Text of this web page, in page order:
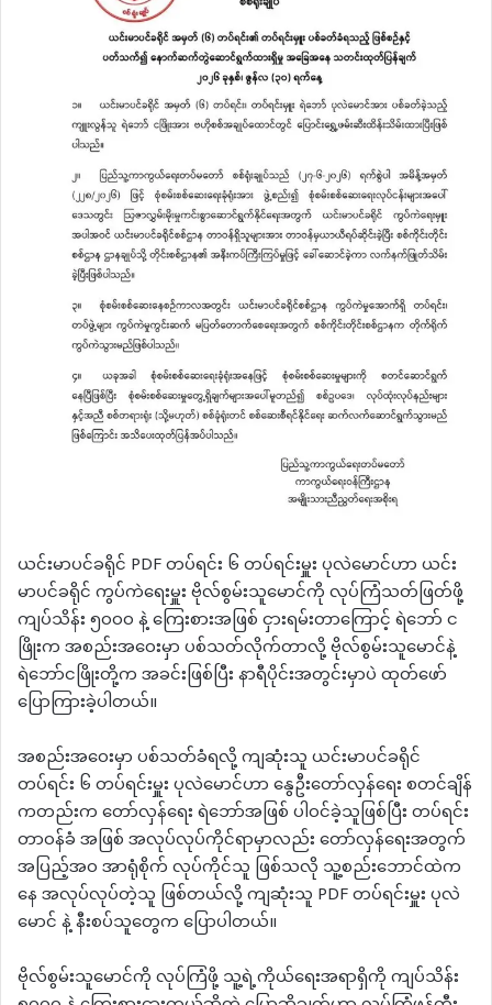
ယင်းမာပင်ခရိုင် PDF တပ်ရင်း ၆ တပ်ရင်းမှူး ပုလဲမောင်ဟာ ယင်း
မာပင်ခရိုင် ကွပ်ကဲရေးမှူး ဗိုလ်စွမ်းသူမောင်ကို လုပ်ကြံသတ်ဖြတ်ဖို့
ကျပ်သိန်း ၅၀၀၀ နဲ့ ကြေးစားအဖြစ် ငှားရမ်းတာကြောင့် ရဲဘော် င
ဖြိုးက အစည်းအဝေးမှာ ပစ်သတ်လိုက်တာလို့ ဗိုလ်စွမ်းသူမောင်နဲ့
ရဲဘော်ငဖြိုးတို့က အခင်းဖြစ်ပြီး နာရီပိုင်းအတွင်းမှာပဲ ထုတ်ဖော်
ပြောကြားခဲ့ပါတယ်။
အစည်းအဝေးမှာ ပစ်သတ်ခံရလို့ ကျဆုံးသူ ယင်းမာပင်ခရိုင်
တပ်ရင်း ၆ တပ်ရင်းမှူး ပုလဲမောင်ဟာ နွေဦးတော်လှန်ရေး စတင်ချိန်
ကတည်းက တော်လှန်ရေး ရဲဘော်အဖြစ် ပါဝင်ခဲ့သူဖြစ်ပြီး တပ်ရင်း
တာဝန်ခံ အဖြစ် အလုပ်လုပ်ကိုင်ရာမှာလည်း တော်လှန်ရေးအတွက်
အပြည့်အဝ အာရုံစိုက် လုပ်ကိုင်သူ ဖြစ်သလို သူ့စည်းဘောင်ထဲက
နေ အလုပ်လုပ်တဲ့သူ ဖြစ်တယ်လို့ ကျဆုံးသူ PDF တပ်ရင်းမှူး ပုလဲ
မောင် နဲ့ နီးစပ်သူတွေက ပြောပါတယ်။
ဗိုလ်စွမ်းသူမောင်ကို လုပ်ကြံဖို့ သူ့ရဲ့ကိုယ်ရေးအရာရှိကို ကျပ်သိန်း